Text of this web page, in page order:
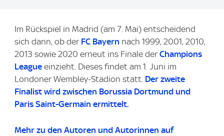
Im Rückspiel in Madrid (am 7. Mai) entscheidend
sich dann, ob der FC Bayern nach 1999, 2001, 2010,
2013 sowie 2020 erneut ins Finale der Champions
League einzieht. Dieses findet am 1. Juni im
Londoner Wembley-Stadion statt. Der zweite
Finalist wird zwischen Borussia Dortmund und
Paris Saint-Germain ermittelt.
Mehr zu den Autoren und Autorinnen auf